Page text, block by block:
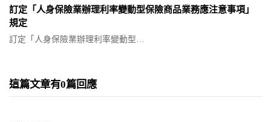
訂定「人身保險業辦理利率變動型保險商品業務應注意事項」
規定
訂定「人身保險業辦理利率變動型…
這篇文章有0篇回應